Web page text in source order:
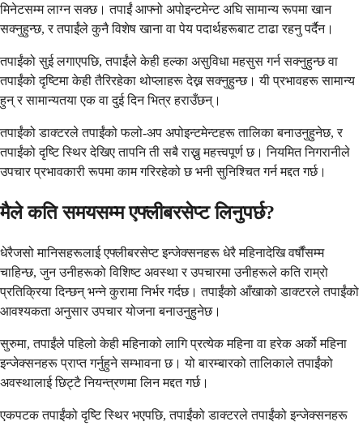
मिनेटसम्म लाग्न सक्छ। तपाईं आफ्नो अपोइन्टमेन्ट अघि सामान्य रूपमा खान
सक्नुहुन्छ, र तपाईंले कुनै विशेष खाना वा पेय पदार्थहरूबाट टाढा रहनु पर्दैन।
तपाईंको सुई लगाएपछि, तपाईंले केही हल्का असुविधा महसुस गर्न सक्नुहुन्छ वा
तपाईंको दृष्टिमा केही तैरिरहेका थोप्लाहरू देख्न सक्नुहुन्छ। यी प्रभावहरू सामान्य
हुन् र सामान्यतया एक वा दुई दिन भित्र हराउँछन्।
तपाईंको डाक्टरले तपाईंको फलो-अप अपोइन्टमेन्टहरू तालिका बनाउनुहुनेछ, र
तपाईंको दृष्टि स्थिर देखिए तापनि ती सबै राख्नु महत्त्वपूर्ण छ। नियमित निगरानीले
उपचार प्रभावकारी रूपमा काम गरिरहेको छ भनी सुनिश्चित गर्न मद्दत गर्छ।
मैले कति समयसम्म एफ्लीबरसेप्ट लिनुपर्छ?
धेरैजसो मानिसहरूलाई एफ्लीबरसेप्ट इन्जेक्सनहरू धेरै महिनादेखि वर्षौंसम्म
चाहिन्छ, जुन उनीहरूको विशिष्ट अवस्था र उपचारमा उनीहरूले कति राम्रो
प्रतिक्रिया दिन्छन् भन्ने कुरामा निर्भर गर्दछ। तपाईंको आँखाको डाक्टरले तपाईंको
आवश्यकता अनुसार उपचार योजना बनाउनुहुनेछ।
सुरुमा, तपाईंले पहिलो केही महिनाको लागि प्रत्येक महिना वा हरेक अर्को महिना
इन्जेक्सनहरू प्राप्त गर्नुहुने सम्भावना छ। यो बारम्बारको तालिकाले तपाईंको
अवस्थालाई छिट्टै नियन्त्रणमा लिन मद्दत गर्छ।
एकपटक तपाईंको दृष्टि स्थिर भएपछि, तपाईंको डाक्टरले तपाईंको इन्जेक्सनहरू